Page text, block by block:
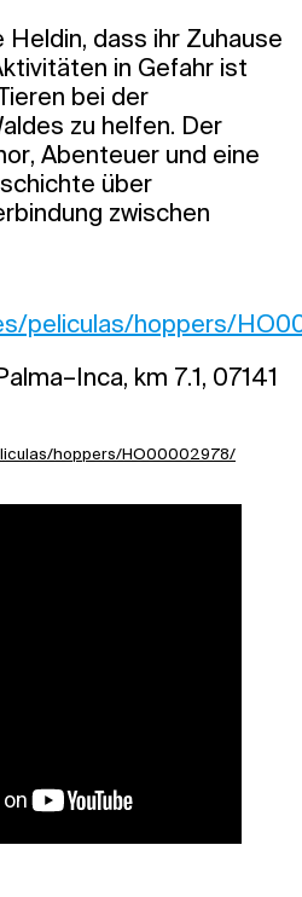
dass ihr Zuhause
in Gefahr ist
bei der
zu helfen. Der
Abenteuer und eine
über
zwischen
peliculas/hoppers/
km 7.1, 07141
hoppers/HO00002978/